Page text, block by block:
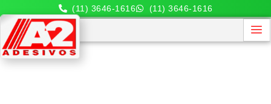
(11) 3646-1616 (11) 3646-1616